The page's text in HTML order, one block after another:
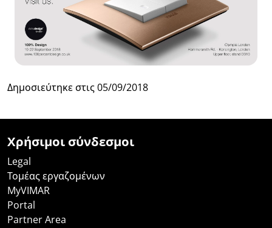
Δημοσιεύτηκε στις05/09/2018
Χρήσιμοι σύνδεσμοι
Legal
Τομέας εργαζομένων
MyVIMAR
Portal
Partner Area